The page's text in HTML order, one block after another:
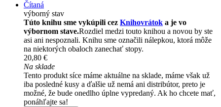
Čítaná
výborný stav
Túto knihu sme vykúpili cez Knihovrátok a je vo
výbornom stave.Rozdiel medzi touto knihou a novou by ste
asi ani nespoznali. Knihu sme označili nálepkou, ktorá môže
na niektorých obaloch zanechať stopy.
20,80 €
Na sklade
Tento produkt síce máme aktuálne na sklade, máme však už
iba posledné kusy a ďalšie už nemá ani distribútor, preto je
možné, že bude onedlho úplne vypredaný. Ak ho chcete mať,
ponáhľajte sa!